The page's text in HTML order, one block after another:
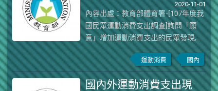
際/社交舞」(1,896元),茲將民眾的單
純運動指導教學費用支出占比前十項
及其消費金額整理如下(詳細運動項目
分析請參考附圖):圖 107 年 7-12 月調
查之前十項單純運動指導教學費用支
出項目與消費金額
2020-11-01
內容出處：教育部體育署-[107年度我
國民眾運動消費支出調查]詢問「願
意」增加運動消費支出的民眾發現,會
優先增加運動消費支出的項目以「購
買或維修服裝及用品」的比例最高,達
60.5%,其次依序為「運動課程」
(45.4%)、「運動場館的場地或設備」
運動消費 國內
國內外運動消費支出現